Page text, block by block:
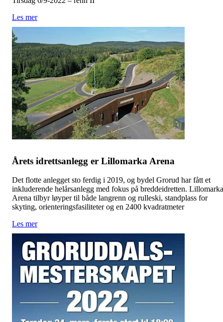
Les mer
Årets idrettsanlegg er Lillomarka Arena
Det flotte anlegget sto ferdig i 2019, og bydel Grorud har fått et
inkluderende helårsanlegg med fokus på breddeidretten. Lillomarka
Arena tilbyr løyper til både langrenn og rulleski, standplass for
skyting, orienteringsfasiliteter og en 2400 kvadratmeter
Les mer